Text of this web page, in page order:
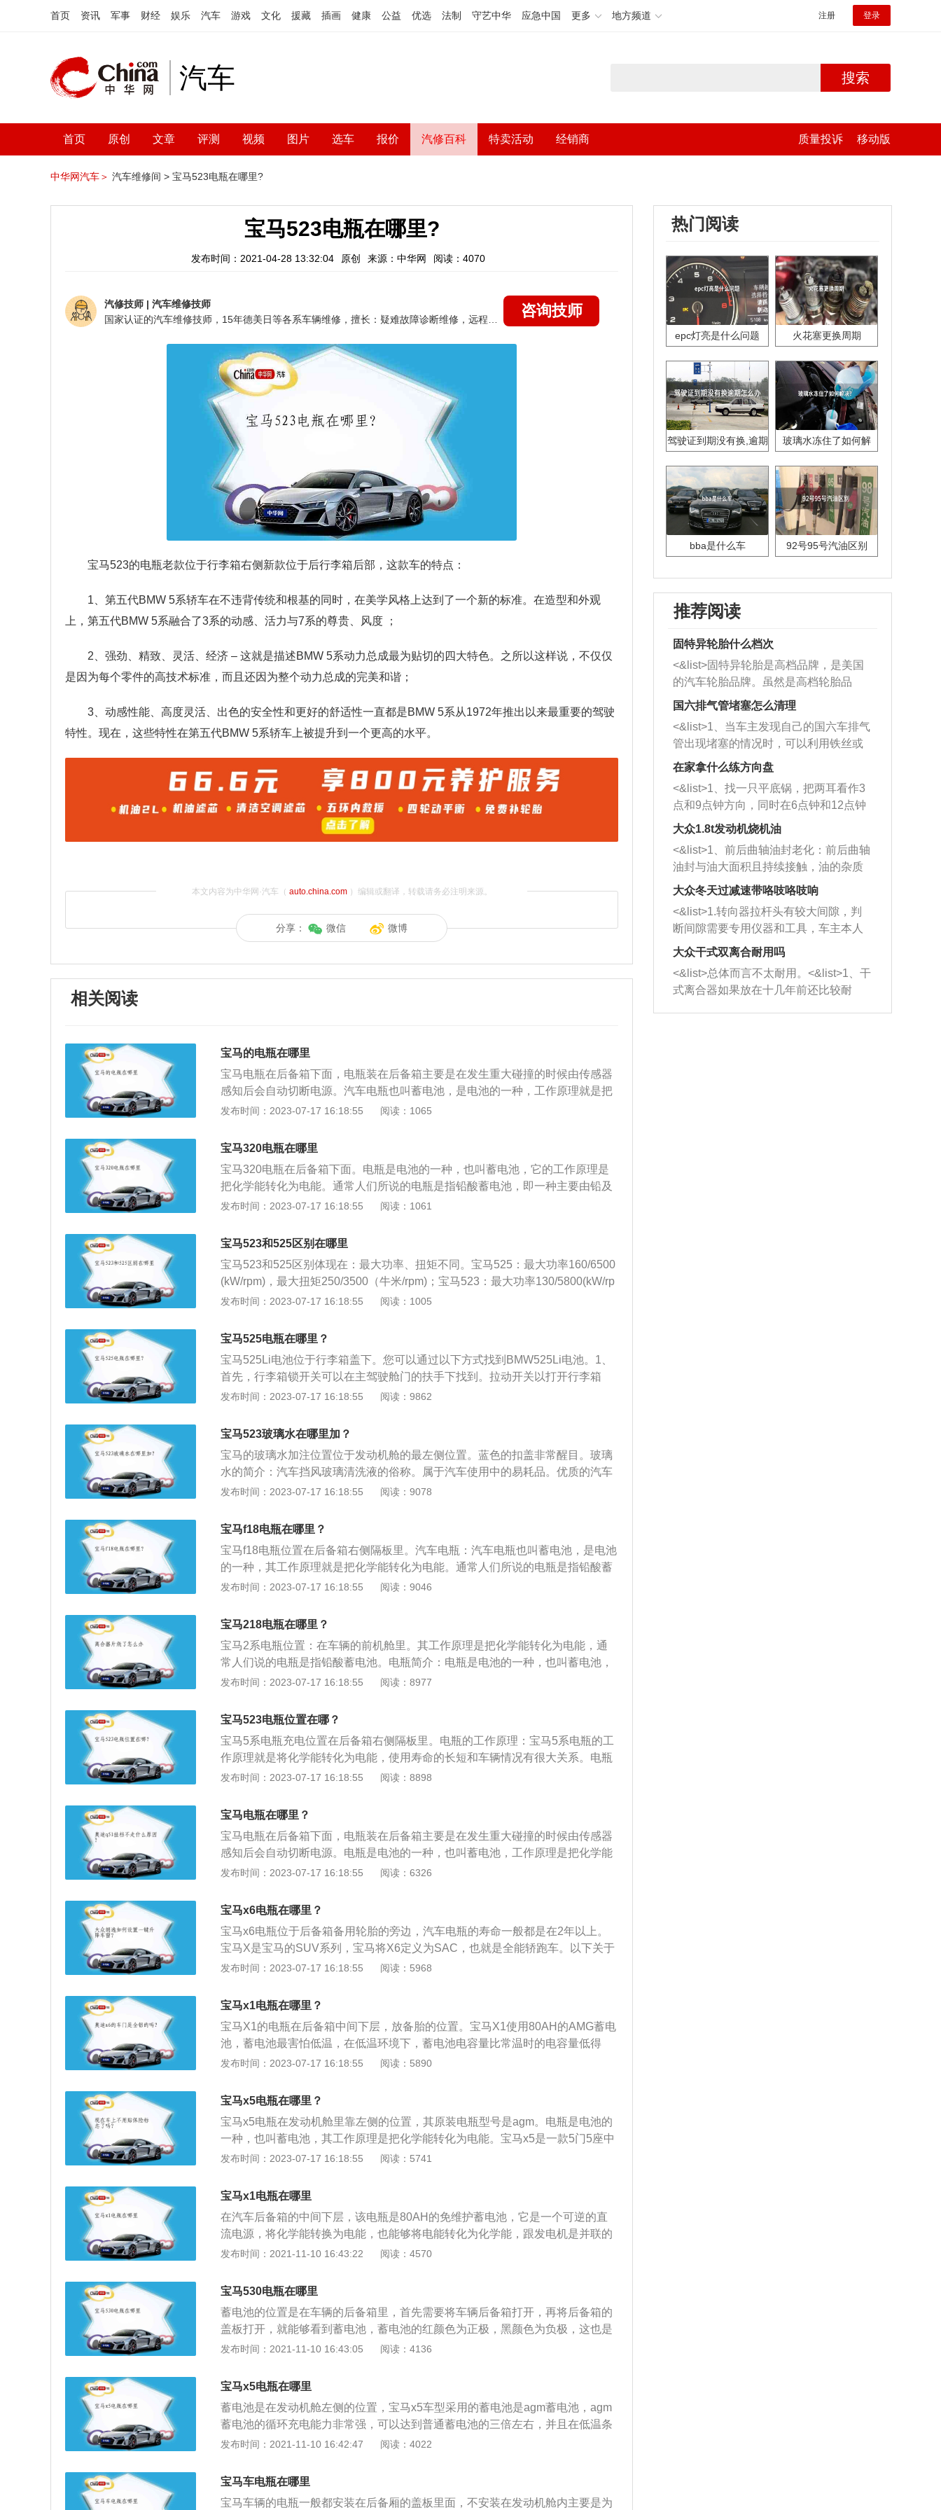
首页 资讯 军事 财经 娱乐 汽车 游戏 文化 援藏 插画 健康 公益 优选 法制 守艺中华 应急中国 更多 地方频道 注册 登录
汽车 搜索
首页 原创 文章 评测 视频 图片 选车 报价 汽修百科 特卖活动 经销商 质量投诉 移动版
中华网汽车＞ 汽车维修间 > 宝马523电瓶在哪里?
宝马523电瓶在哪里?
发布时间：2021-04-28 13:32:04 原创 来源：中华网 阅读：4070
汽修技师 | 汽车维修技师
咨询技师
宝马523的电瓶老款位于行李箱右侧新款位于后行李箱后部，这款车的特点：
1、第五代BMW 5系轿车在不违背传统和根基的同时，在美学风格上达到了一个新的标准。在造型和外观
上，第五代BMW 5系融合了3系的动感、活力与7系的尊贵、风度 ；
2、强劲、精致、灵活、经济 – 这就是描述BMW 5系动力总成最为贴切的四大特色。之所以这样说，不仅仅
是因为每个零件的高技术标准，而且还因为整个动力总成的完美和谐；
3、动感性能、高度灵活、出色的安全性和更好的舒适性一直都是BMW 5系从1972年推出以来最重要的驾驶
特性。现在，这些特性在第五代BMW 5系轿车上被提升到一个更高的水平。
本文内容为中华网·汽车（ auto.china.com）编辑或翻译，转载请务必注明来源。
分享： 微信 微博
相关阅读
宝马的电瓶在哪里
宝马电瓶在后备箱下面，电瓶装在后备箱主要是在发生重大碰撞的时候由传感器
感知后会自动切断电源。汽车电瓶也叫蓄电池，是电池的一种，工作原理就是把
化学能转化为电能，通常所说的电瓶是指铅酸蓄电池，即一种主要由铅及其氧化
团。宝马品牌系列：有1、3、4、5、6、7、I、M、X、Z几个系列。1系是小型汽
轿跑；7系是豪华D级车；I系是宝马的概念车系列；M是宝马的高性能与跑车版
本；X系是宝马特定的SUV车系；Z系是宝马的入门级跑车。
发布时间：2023-07-17 16:18:55 阅读：1065
宝马320电瓶在哪里
宝马320电瓶在后备箱下面。电瓶是电池的一种，也叫蓄电池，它的工作原理是
把化学能转化为电能。通常人们所说的电瓶是指铅酸蓄电池，即一种主要由铅及
其氧化物做电极，硫酸溶液做电解液的蓄电池。电瓶的寿命一般都是在2年以
要测量打马达时的电瓶电压。宝马320电池的更换方法：1、电池放在后备箱里，
拆卸前先找到它的准确位置。2、拆下固定支架和电池保护盖的螺母。3、拆卸两
极连接处的端口(先拆负极，再拆正极)。负极与车身相连，因此先拆下负极可以
防止短路，保证拆卸过程的安全性。4、拆下周围的固定装置和正负极线后，即
可取出电池进行更换(注意:为防止电解液流出，取出电池的倾斜角度不能超过40
被完全清除，所有个人日常设置和过往驾驶数据都会恢复到出厂设置，比如日期
等参数都会被重置。（建议到维修厂或4s店来进行电池的更换）
发布时间：2023-07-17 16:18:55 阅读：1061
宝马523和525区别在哪里
宝马523和525区别体现在：最大功率、扭矩不同。宝马525：最大功率160/6500
(kW/rpm)，最大扭矩250/3500（牛米/rpm)；宝马523：最大功率130/5800(kW/rp
m)，最大扭矩230/3500-5000（牛米/rpm)；最高车速、油耗不同。宝马525：最
时），综合油耗9.5(L)；百公里加速时间不同。宝马525：0到100Km每小时加速
发布时间：2023-07-17 16:18:55 阅读：1005
宝马525电瓶在哪里？
宝马525Li电池位于行李箱盖下。您可以通过以下方式找到BMW525Li电池。1、
首先，行李箱锁开关可以在主驾驶舱门的扶手下找到。拉动开关以打开行李箱
锁。2、然后按下行李箱上如图所示的开关，自动升起行李箱盖。3、然后提起行
据：1、当汽车电池长时间不使用时，会慢慢放电直到报废，所以每隔一段时间
请取出电池并将其带走，以防止电池冻结和损坏。蓄电池的存储容量可以反映在
仪表板上。当电流表指针显示存储容量不足时，应及时充电。汽车发动机在冬天
不容易起动。每次启动车辆的时间不得超过5秒，再次启动之间的间隔不得小于1
为纯化水含有多种微量元素，会对电池产生不利影响。定期清洁蓄电池端子，并
涂抹专用润滑脂以保护线束。务必检查蓄电池上的附件和连接线路。
发布时间：2023-07-17 16:18:55 阅读：9862
宝马523玻璃水在哪里加？
宝马的玻璃水加注位置位于发动机舱的最左侧位置。蓝色的扣盖非常醒目。玻璃
水的简介：汽车挡风玻璃清洗液的俗称。属于汽车使用中的易耗品。优质的汽车
挡风玻璃水主要由水、酒精、乙二醇、缓蚀剂及多种表面活性剂组成。汽车挡风
溶等功能，从而起到清洗去污的作用。防冻性能：有酒精、乙二醇的存在，能显
发布时间：2023-07-17 16:18:55 阅读：9078
宝马f18电瓶在哪里？
宝马f18电瓶位置在后备箱右侧隔板里。汽车电瓶：汽车电瓶也叫蓄电池，是电池
的一种，其工作原理就是把化学能转化为电能。通常人们所说的电瓶是指铅酸蓄
电池，即一种主要由铅及其氧化物制成，电解液是硫酸溶液的蓄电池。汽车电瓶
的部件，这个部件负责给汽车上的用电设备供电。在没有启动发动机时，电瓶给
发布时间：2023-07-17 16:18:55 阅读：9046
宝马218电瓶在哪里？
宝马2系电瓶位置：在车辆的前机舱里。其工作原理是把化学能转化为电能，通
常人们说的电瓶是指铅酸蓄电池。电瓶简介：电瓶是电池的一种，也叫蓄电池，
它的工作原理是把化学能转化为电能。通常人们所说的电瓶是指铅酸蓄电池，即
介：普通蓄电池的极板是由铅和铅的氧化物构成，电解液是硫酸的水溶液。它的
主要优点是电压稳定、价格便宜；缺点是比能(即每公斤蓄电池存储的电能)低、
使用寿命短、日常维护频繁。
发布时间：2023-07-17 16:18:55 阅读：8977
宝马523电瓶位置在哪？
宝马5系电瓶充电位置在后备箱右侧隔板里。电瓶的工作原理：宝马5系电瓶的工
作原理就是将化学能转化为电能，使用寿命的长短和车辆情况有很大关系。电瓶
养护方法：避免长时间把汽车停放在在露天停车场，如长期停放，须拆下蓄电池
超过5秒，再次启动间隔时间不少于15秒。在多次启动仍不打着火的情况下，应
致蓄电池因过度放电而烧坏。
发布时间：2023-07-17 16:18:55 阅读：8898
宝马电瓶在哪里？
宝马电瓶在后备箱下面，电瓶装在后备箱主要是在发生重大碰撞的时候由传感器
感知后会自动切断电源。电瓶是电池的一种，也叫蓄电池，工作原理是把化学能
转化为电能，通常所说的电瓶是指铅酸蓄电池，即一种主要由铅及其氧化物做电
品牌系列：有1、3、4、5、6、7、I、M、X、Z几个系列。1系是小型汽车；3系
系是豪华D级车；I系是宝马的概念车系列；M是宝马的高性能与跑车版本；X系是
宝马特定的SUV车系；Z系是宝马的入门级跑车。
发布时间：2023-07-17 16:18:55 阅读：6326
宝马x6电瓶在哪里？
宝马x6电瓶位于后备箱备用轮胎的旁边，汽车电瓶的寿命一般都是在2年以上。
宝马X是宝马的SUV系列，宝马将X6定义为SAC，也就是全能轿跑车。以下关于
车型介绍：1.宝马X6拥有标准化的SUV身材，高挑的车身、较大的离地间隙。2.
和SUV的多功能相融合。3.在动力方面，可搭载3.0排量双增压柴油发动机、3.0
动机，引入国内的宝马X6仅为搭载3.0与4.4升V8汽油直喷双增压引擎的车型。
发布时间：2023-07-17 16:18:55 阅读：5968
宝马x1电瓶在哪里？
宝马X1的电瓶在后备箱中间下层，放备胎的位置。宝马X1使用80AH的AMG蓄电
池，蓄电池最害怕低温，在低温环境下，蓄电池电容量比常温时的电容量低得
多，所以要及时检查维护。以下是关于宝马X1电池的维护方法：1、避免长时间
损坏。2、汽车引擎在冬天不易启动，每次发动车的时间不应超过5秒，再次启动
油路等其他方面找原因。避免多次不间断地启动，这样会导致蓄电池因过度放电
而烧坏。3、汽车蓄电池要经常充电，蓄电池长久不用就会慢慢自行放电，直至
报废，因此，每隔一段时间就应启动一次汽车，给蓄电池充电。4、每隔段时间
配件及连接线路。
发布时间：2023-07-17 16:18:55 阅读：5890
宝马x5电瓶在哪里？
宝马x5电瓶在发动机舱里靠左侧的位置，其原装电瓶型号是agm。电瓶是电池的
一种，也叫蓄电池，其工作原理是把化学能转化为电能。宝马x5是一款5门5座中
大型suv，其车身尺寸是：长4930mm、宽2004mm、高1776mm，轴距为2975m
匹配的是8速手自一体变速箱，前悬架采用了双叉臂式独立悬架，后悬架采用了
发布时间：2023-07-17 16:18:55 阅读：5741
宝马x1电瓶在哪里
在汽车后备箱的中间下层，该电瓶是80AH的免维护蓄电池，它是一个可逆的直
流电源，将化学能转换为电能，也能够将电能转化为化学能，跟发电机是并联的
关系。宝马X1的生产平台跟宝马X3是同一个，车身长度是4454mm，宽度是179
8.5升到9.2升，油箱容积是63升，采用的是2.0LL4、3.0LL6这两款发动机，匹配
里加速时间是7.6秒与10秒。宝马X1的头灯是双肾水箱护罩设计，大灯是LED
的，铝合金轮毂是18英寸和19英寸，配置上有多功能真皮方向盘、前排运动型座
椅、电子换挡档把和6色环境氛围灯等。宝马X1还配备了xDrive智能全轮驱动系
发布时间：2021-11-10 16:43:22 阅读：4570
宝马530电瓶在哪里
蓄电池的位置是在车辆的后备箱里，首先需要将车辆后备箱打开，再将后备箱的
盖板打开，就能够看到蓄电池，蓄电池的红颜色为正极，黑颜色为负极，这也是
一种比较独特的设计，没有将蓄电池放在发动机舱里面。机动车的电瓶是叫做蓄
续使用的电池，现在市面上比较好的蓄电池是免维护蓄电池免维护的蓄电池，由
补充蒸馏水，它的使用寿命是普通蓄电池的两倍。
发布时间：2021-11-10 16:43:05 阅读：4136
宝马x5电瓶在哪里
蓄电池是在发动机舱左侧的位置，宝马x5车型采用的蓄电池是agm蓄电池，agm
蓄电池的循环充电能力非常强，可以达到普通蓄电池的三倍左右，并且在低温条
件下使用更加的流畅，在蓄电池不足时也能够将就启动。机动车辆的蓄电池是车
的使用寿命，机动车辆的电池在每次车辆做保养的时候需要同时检查，一旦车辆
发布时间：2021-11-10 16:42:47 阅读：4022
宝马车电瓶在哪里
宝马车辆的电瓶一般都安装在后备厢的盖板里面，不安装在发动机舱内主要是为
热门阅读
epc灯亮是什么问题 火花塞更换周期
驾驶证到期没有换,逾期
玻璃水冻住了如何解
bba是什么车 92号95号汽油区别
推荐阅读
固特异轮胎什么档次
<&list>固特异轮胎是高档品牌，是美国
的汽车轮胎品牌。虽然是高档轮胎品
牌，但是中高低端的轮胎都有生产，这
也是为了更好的开拓市场。
国六排气管堵塞怎么清理
<&list>1、当车主发现自己的国六车排气
管出现堵塞的情况时，可以利用铁丝或
者是细棍，直接将杂物给取出来，如果
堵塞情况比较严重，也可以采取应急措
施。 <&list>2、直接利用木棍将所有的
杂物推到排气管里面的位置处，然后将
三元催化器拆解开，就可以将堵塞的东
西取出来。但如果是因为积碳过多引起
的堵塞，就需要将三元催化器泡在草酸
洗剂对堵塞的情况得到解决，将清洗剂
放在燃油箱中，与燃油混合后，车辆启
动时，就可以和汽油一起进入到燃烧
室，最后形成废气排出，就可以让三元
催化器得到清洗，排气管堵塞的情况就
能够得到解决。
在家拿什么练方向盘
<&list>1、找一只平底锅，把两耳看作3
点和9点钟方向，同时在6点钟和12点钟
方向做一个标记。 <&list>2、双手握住
一圈半的练习，往右同样也要打相同的
圈数。 <&list>3、最后强调要反复练
习，这样就可以形成肌肉记忆，在真实
驾驶车辆时，不需要记忆也能打好方
向。
大众1.8t发动机烧机油
<&list>1、前后曲轴油封老化：前后曲轴
油封与油大面积且持续接触，油的杂质
和发动机内持续温度变化使其密封效果
逐渐减弱，导致渗油或漏油。<&list>2、
活塞间隙过大：积碳会使活塞环与缸体
的间隙扩大，导致机油流入燃烧室中，
造成烧机油。<&list>3、机油粘度。使用
机油粘度过小的话，同样会有烧机油现
象，机油粘度过小具有很好的流动性，
大众冬天过减速带咯吱咯吱响
<&list>1.转向器拉杆头有较大间隙，判
断间隙需要专用仪器和工具，车主本人
无法制作，需要将车辆送到修理厂或4s
店；<&list>2.车辆半轴套管防尘罩破
裂，破裂后会出现漏油现象，使半轴磨
损严重，磨损的半轴容易损坏，产生异
响；<&list>3.稳定器的转向胶套和球头
大众干式双离合耐用吗
<&list>总体而言不太耐用。<&list>1、干
式离合器如果放在十几年前还比较耐